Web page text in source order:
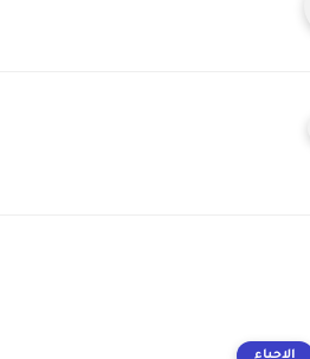
الاحياء